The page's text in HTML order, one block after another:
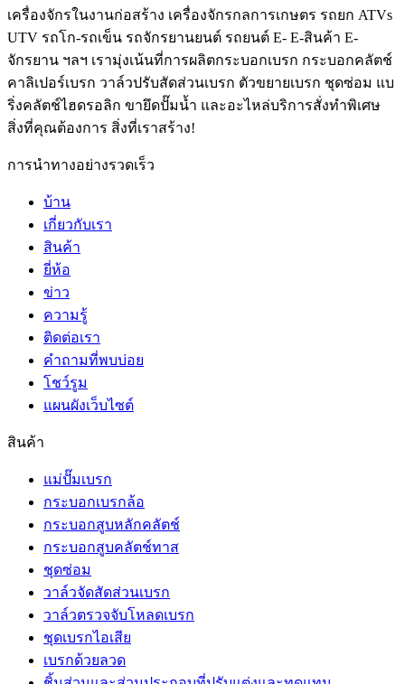
เครื่องจักรในงานก่อสร้าง เครื่องจักรกลการเกษตร รถยก ATVs
UTV รถโก-รถเข็น รถจักรยานยนต์ รถยนต์ E- E-สินค้า E-
จักรยาน ฯลฯ เรามุ่งเน้นที่การผลิตกระบอกเบรก กระบอกคลัตช์
คาลิเปอร์เบรก วาล์วปรับสัดส่วนเบรก ตัวขยายเบรก ชุดซ่อม แบ
ริ่งคลัตช์ไฮดรอลิก ขายึดปั๊มน้ำ และอะไหล่บริการสั่งทำพิเศษ
สิ่งที่คุณต้องการ สิ่งที่เราสร้าง!
การนำทางอย่างรวดเร็ว
บ้าน
เกี่ยวกับเรา
สินค้า
ยี่ห้อ
ข่าว
ความรู้
ติดต่อเรา
คำถามที่พบบ่อย
โชว์รูม
แผนผังเว็บไซต์
สินค้า
แม่ปั๊มเบรก
กระบอกเบรกล้อ
กระบอกสูบหลักคลัตช์
กระบอกสูบคลัตช์ทาส
ชุดซ่อม
วาล์วจัดสัดส่วนเบรก
วาล์วตรวจจับโหลดเบรก
ชุดเบรกไอเสีย
เบรกด้วยลวด